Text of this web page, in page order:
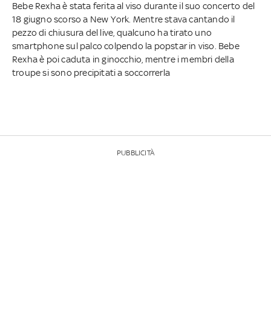
Bebe Rexha è stata ferita al viso durante il suo concerto del
18 giugno scorso a New York. Mentre stava cantando il
pezzo di chiusura del live, qualcuno ha tirato uno
smartphone sul palco colpendo la popstar in viso. Bebe
Rexha è poi caduta in ginocchio, mentre i membri della
troupe si sono precipitati a soccorrerla
PUBBLICITÀ